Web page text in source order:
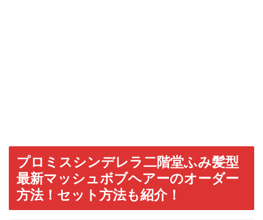
プロミスシンデレラ二階堂ふみ髪型
最新マッシュボブヘアーのオーダー
方法！セット方法も紹介！